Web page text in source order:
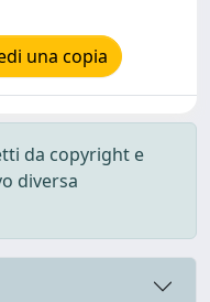
una copia
da copyright e
diversa